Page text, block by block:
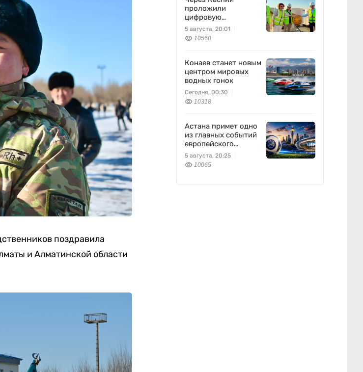
поздравила
и Алматинской области
проложили
цифровую
магистраль: что это
изменит
5 августа, 20:01
10560
Конаев станет новым
центром мировых
водных гонок
Сегодня, 00:30
10318
Астана примет одно
из главных событий
европейского
футбола
5 августа, 20:25
10065